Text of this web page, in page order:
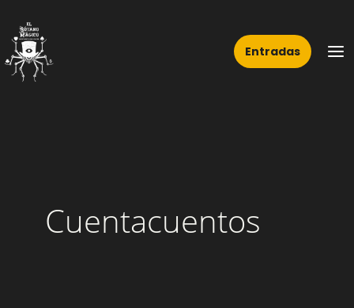
contenido
Entradas
Cuentacuentos
por: